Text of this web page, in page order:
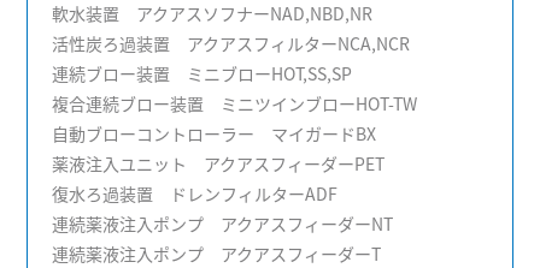
軟水装置 アクアスソフナーNAD,NBD,NR
活性炭ろ過装置 アクアスフィルターNCA,NCR
連続ブロー装置 ミニブローHOT,SS,SP
複合連続ブロー装置 ミニツインブローHOT-TW
自動ブローコントローラー マイガードBX
薬液注入ユニット アクアスフィーダーPET
復水ろ過装置 ドレンフィルターADF
連続薬液注入ポンプ アクアスフィーダーNT
連続薬液注入ポンプ アクアスフィーダーT